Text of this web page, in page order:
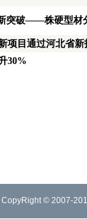
突破——株硬型材
项目通过河北省
30%
CopyRight © 2007-